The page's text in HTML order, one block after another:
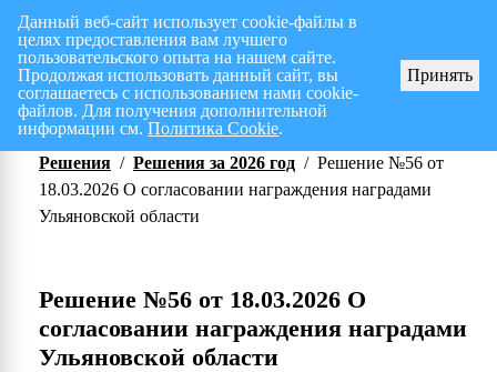
Перспективный план работ на I полугодие 2026 г.
Решения / Решения за 2026 год / Решение №56 от
18.03.2026 О согласовании награждения наградами
Ульяновской области
Решение №56 от 18.03.2026 О
согласовании награждения наградами
Ульяновской области
Данный веб-сайт использует cookie-файлы в
целях предоставления вам лучшего
пользовательского опыта на нашем сайте.
Продолжая использовать данный сайт, вы
соглашаетесь с использованием нами cookie-
файлов. Для получения дополнительной
информации см.Политика Cookie.
Принять